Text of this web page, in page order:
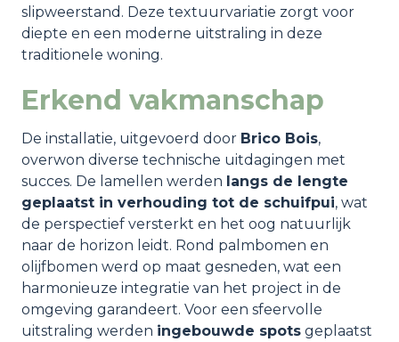
slipweerstand. Deze textuurvariatie zorgt voor
diepte en een moderne uitstraling in deze
traditionele woning.
Erkend vakmanschap
De installatie, uitgevoerd door Brico Bois,
overwon diverse technische uitdagingen met
succes. De lamellen werden langs de lengte
geplaatst in verhouding tot de schuifpui, wat
de perspectief versterkt en het oog natuurlijk
naar de horizon leidt. Rond palmbomen en
olijfbomen werd op maat gesneden, wat een
harmonieuze integratie van het project in de
omgeving garandeert. Voor een sfeervolle
uitstraling werden ingebouwde spots geplaatst